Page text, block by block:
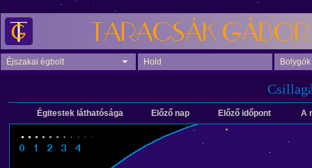
Éjszakai égbolt Hold Bolygók
Égitestek láthatósága Előző nap Előző időpont A